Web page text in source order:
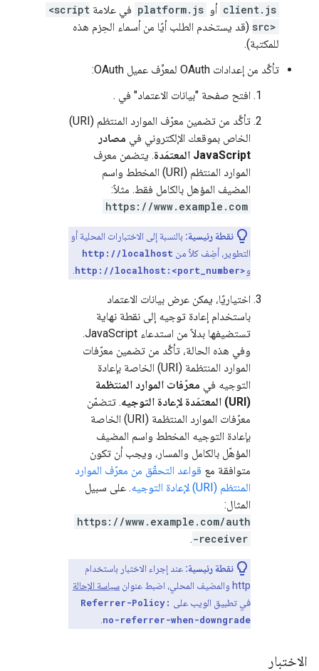
client.js أو platform.js في علامة <script
src> (قد يستخدم الطلب أيًا من أسماء الحِزم هذه
للمكتبة).
تأكَّد من إعدادات OAuth لمعرِّف عميل OAuth:
افتح صفحة "بيانات الاعتماد" في .
تأكَّد من تضمين معرّف الموارد المنتظم (URI)
الخاص بموقعك الإلكتروني في مصادر
JavaScript المعتمَدة
. يتضمن معرف
الموارد المنتظم (URI) المخطط واسم
المضيف المؤهل بالكامل فقط. مثلاً:
https://www.example.com
نقطة رئيسية: بالنسبة إلى الاختبارات المحلية أو
التطوير، أضِف كلاً من http://localhost
وhttp://localhost:<port_number>
اختياريًا، يمكن عرض بيانات الاعتماد
باستخدام إعادة توجيه إلى نقطة نهاية
تستضيفها بدلاً من استدعاء JavaScript.
وفي هذه الحالة، تأكَّد من تضمين معرّفات
الموارد المنتظمة (URI) الخاصة بإعادة
التوجيه في معرّفات الموارد المنتظمة
(URI) المعتمَدة لإعادة التوجيه
. تتضمّن
معرّفات الموارد المنتظمة (URI) الخاصة
بإعادة التوجيه المخطط واسم المضيف
المؤهّل بالكامل والمسار، ويجب أن تكون
متوافقة مع قواعد التحقّق من معرّف الموارد
المنتظم (URI) لإعادة التوجيه
. على سبيل
المثال:
https://www.example.com/auth
-receiver
.
نقطة رئيسية: عند إجراء الاختبار باستخدام
http والمضيف المحلي، اضبط عنوان
سياسة الإحالة
في تطبيق الويب على
Referrer-Policy:
no-referrer-when-downgrade
الاختبار